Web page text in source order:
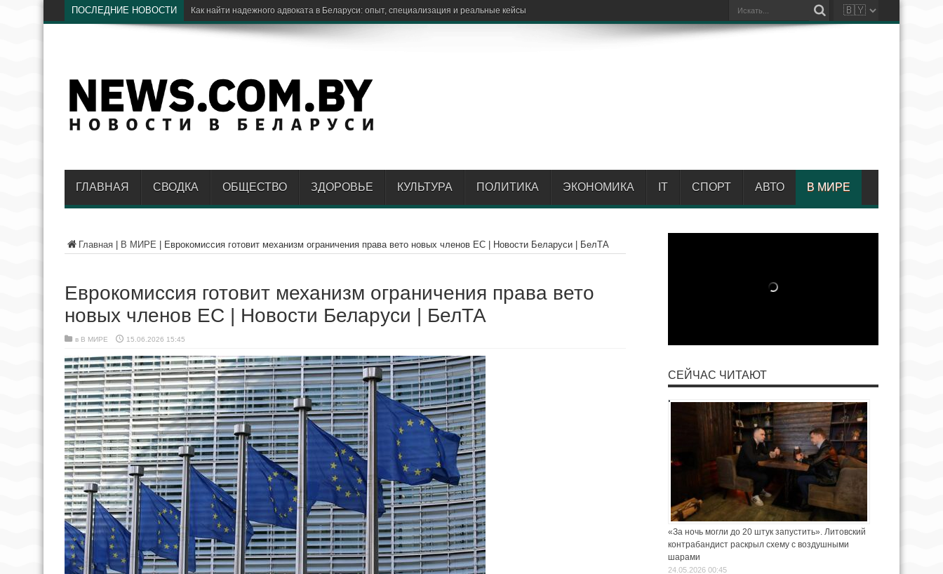
ПОСЛЕДНИЕ НОВОСТИ
ГЛАВНАЯ СВОДКА ОБЩЕСТВО ЗДОРОВЬЕ КУЛЬТУРА ПОЛИТИКА ЭКОНОМИКА IT СПОРТ АВТО В МИРЕ
Главная В МИРЕ Еврокомиссия готовит механизм ограничения права вето новых членов ЕС | Новости Беларуси | БелТА
Еврокомиссия готовит механизм ограничения права вето
новых членов ЕС | Новости Беларуси | БелТА
в В МИРЕ 15.06.2026 15:45
СЕЙЧАС ЧИТАЮТ
«За ночь могли до 20 штук запустить». Литовский
контрабандист раскрыл схему с воздушными
шарами
24.05.2026 00:45